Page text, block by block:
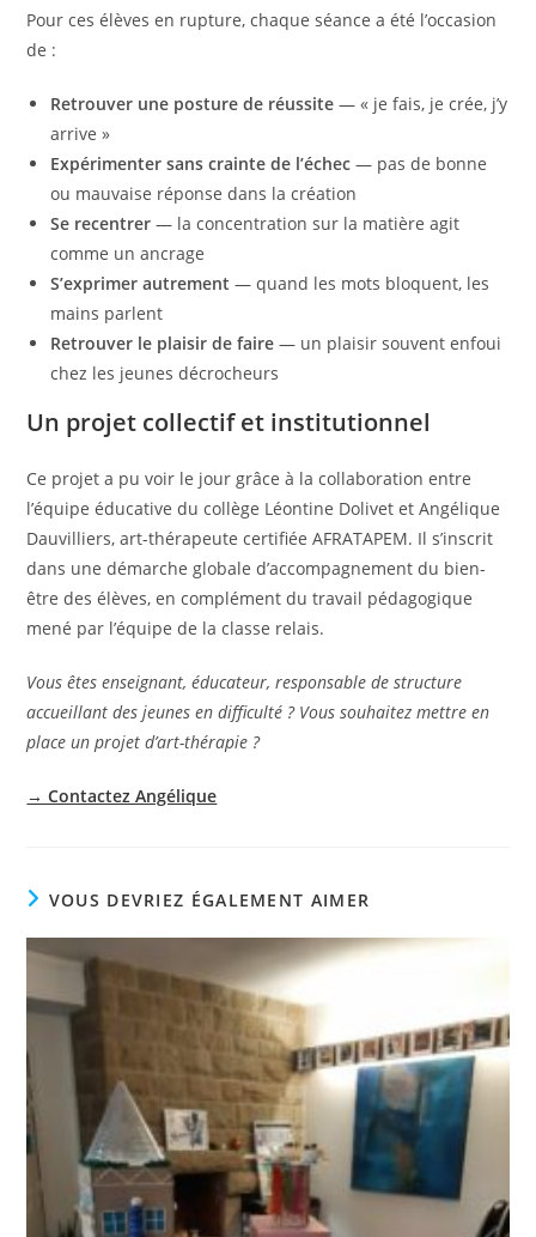
Pour ces élèves en rupture, chaque séance a été l’occasion
de :
Retrouver une posture de réussite — « je fais, je crée, j’y
arrive »
Expérimenter sans crainte de l’échec — pas de bonne
ou mauvaise réponse dans la création
Se recentrer — la concentration sur la matière agit
comme un ancrage
S’exprimer autrement — quand les mots bloquent, les
mains parlent
Retrouver le plaisir de faire — un plaisir souvent enfoui
chez les jeunes décrocheurs
Un projet collectif et institutionnel
Ce projet a pu voir le jour grâce à la collaboration entre
l’équipe éducative du collège Léontine Dolivet et Angélique
Dauvilliers, art-thérapeute certifiée AFRATAPEM. Il s’inscrit
dans une démarche globale d’accompagnement du bien-
être des élèves, en complément du travail pédagogique
mené par l’équipe de la classe relais.
Vous êtes enseignant, éducateur, responsable de structure
accueillant des jeunes en difficulté ? Vous souhaitez mettre en
place un projet d’art-thérapie ?
→ Contactez Angélique
VOUS DEVRIEZ ÉGALEMENT AIMER